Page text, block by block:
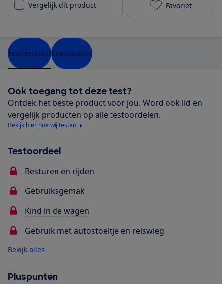
Vergelijk dit product Mima Xari
Favoriet
TestresultaatSpecificaties
Ook toegang tot deze test?
Ontdek het beste product voor jou. Word ook lid en
vergelijk producten op alle testoordelen.
Bekijk hier hoe wij testen
Testoordeel
Besturen en rijden
Gebruiksgemak
Kind in de wagen
Gebruik met autostoeltje en reiswieg
Bekijk alles
Pluspunten